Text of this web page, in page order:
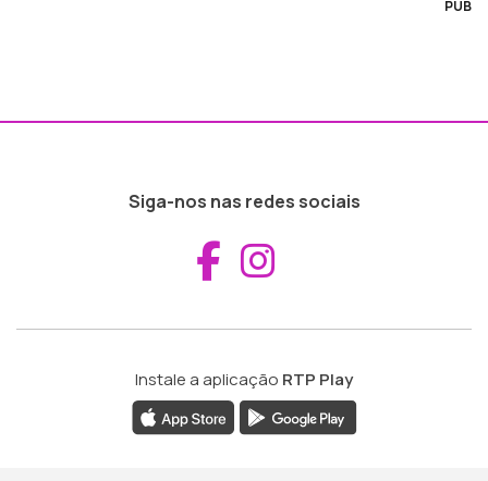
PUB
Siga-nos nas redes sociais
Aceder ao
Instale a aplicação RTP Play